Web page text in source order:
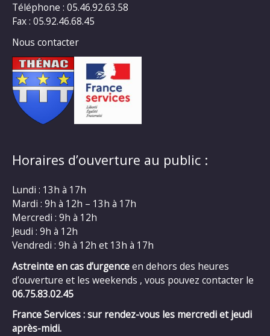
Téléphone : 05.46.92.63.58
Fax : 05.92.46.68.45
Nous contacter
Horaires d’ouverture au public :
Lundi : 13h à 17h
Mardi : 9h à 12h – 13h à 17h
Mercredi : 9h à 12h
Jeudi : 9h à 12h
Vendredi : 9h à 12h et 13h à 17h
Astreinte en cas d’urgenceen dehors des heures
d’ouverture et les weekends , vous pouvez contacter le
06.75.83.02.45
France Services : sur rendez-vous les mercredi et jeudi
après-midi.